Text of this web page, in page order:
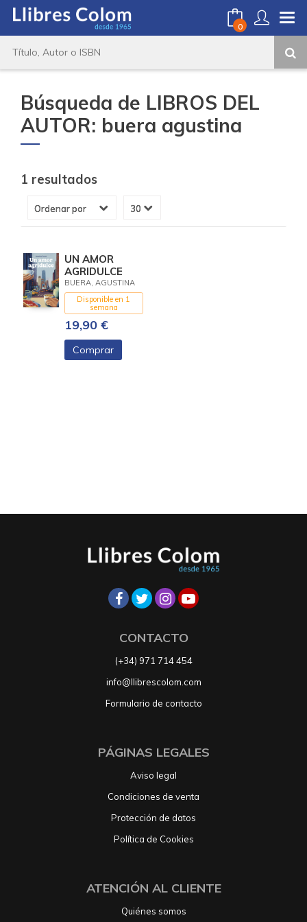
0
Búsqueda de LIBROS DEL
AUTOR: buera agustina
1 resultados
UN AMOR
AGRIDULCE
BUERA, AGUSTINA
Disponible en 1
semana
19,90 €
Comprar
CONTACTO
(+34) 971 714 454
info@llibrescolom.com
Formulario de contacto
PÁGINAS LEGALES
Aviso legal
Condiciones de venta
Protección de datos
Política de Cookies
ATENCIÓN AL CLIENTE
Quiénes somos